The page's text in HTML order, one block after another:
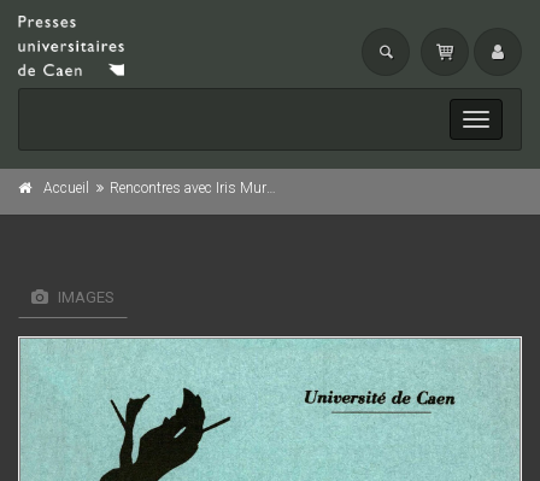
Toggle
Accueil Rencontres avec Iris Murdoch
IMAGES